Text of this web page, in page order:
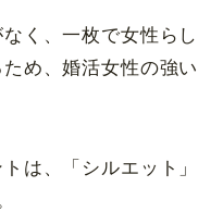
く、一枚で女性らし
め、婚活女性の強い
は、「シルエット」